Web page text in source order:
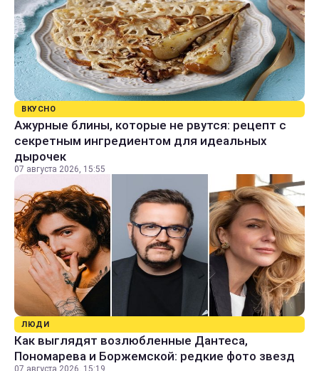
ВКУСНО
Ажурные блины, которые не рвутся: рецепт с
секретным ингредиентом для идеальных
дырочек
07 августа 2026, 15:55
ЛЮДИ
Как выглядят возлюбленные Дантеса,
Пономарева и Боржемской: редкие фото звезд